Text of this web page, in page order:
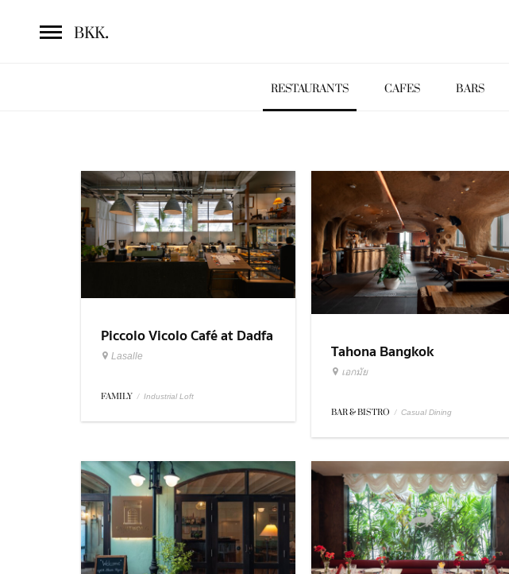
BKK.
RESTAURANTS CAFES BARS
Piccolo Vicolo Café at Dadfa
Lasalle
Lasalle
FAMILY / Industrial Loft
Tahona Bangkok
เอกมัย
BAR & BISTRO / Casual Dining